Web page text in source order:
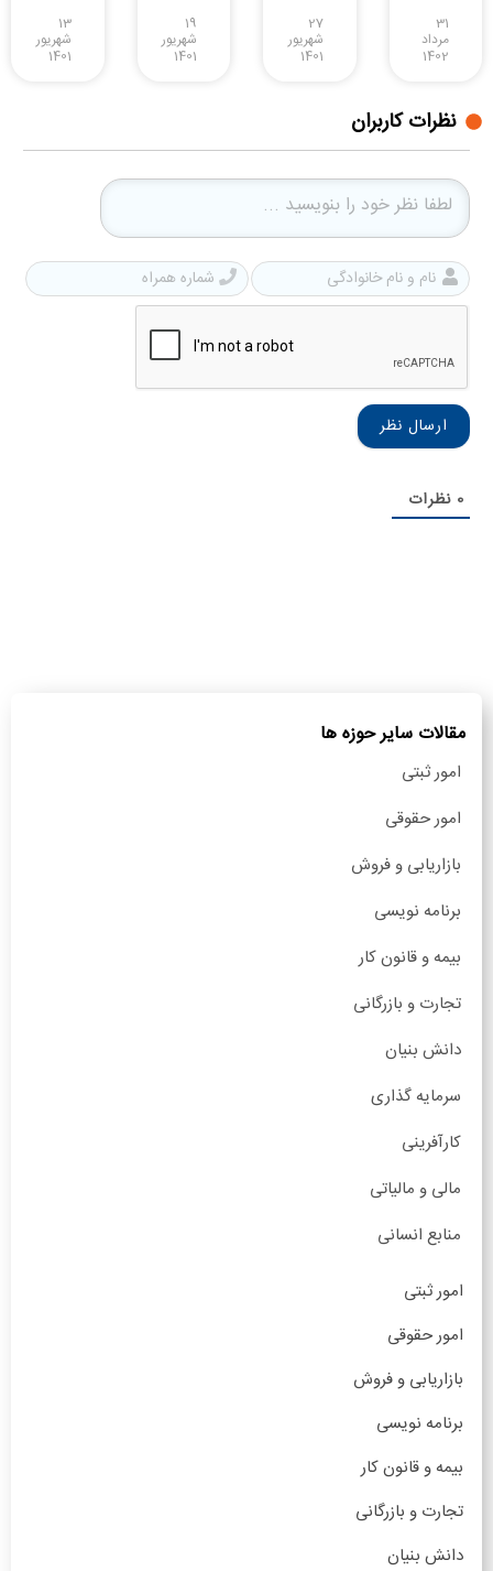
31
مرداد
1402
27
شهریور
1401
19
شهریور
1401
13
شهریور
1401
نظرات کاربران
نام
و
نام
0 نظرات
مقالات سایر حوزه ها
امور ثبتی
امور حقوقی
بازاریابی و فروش
برنامه نویسی
بیمه و قانون کار
تجارت و بازرگانی
دانش بنیان
سرمایه گذاری
کارآفرینی
مالی و مالیاتی
منابع انسانی
امور ثبتی
امور حقوقی
بازاریابی و فروش
برنامه نویسی
بیمه و قانون کار
تجارت و بازرگانی
دانش بنیان